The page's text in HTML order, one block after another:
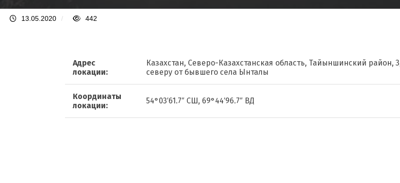
13.05.2020 / 442
Адрес
локации:
Казахстан, Северо-Казахстанская область, Тайыншинский район,
северу от бывшего села Ынталы
Координаты
локации:
54°03′61.7″ СШ, 69°44′96.7″ ВД